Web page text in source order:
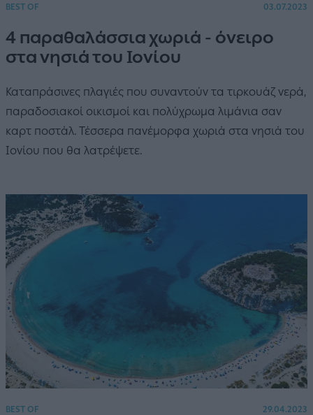
BEST OF 03.07.2023
4 παραθαλάσσια χωριά - όνειρο
στα νησιά του Ιονίου
Καταπράσινες πλαγιές που συναντούν τα τιρκουάζ νερά,
παραδοσιακοί οικισμοί και πολύχρωμα λιμάνια σαν
καρτ ποστάλ. Τέσσερα πανέμορφα χωριά στα νησιά του
Ιονίου που θα λατρέψετε.
BEST OF 29.04.2023